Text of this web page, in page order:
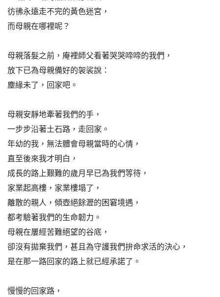
彷彿永遠走不完的黃色迷宮，
而母親在哪裡呢？
母親落髮之前，庵裡師父看著哭哭啼啼的我們，
放下已為母親備好的袈裟說：
塵緣未了，回家吧。
母親安靜地牽著我們的手，
一步步沿著土石路，走回家。
年幼的我，無法體會母親當時的心情，
直至後來我才明白，
成長的路上艱難的歲月早已為我們等待，
家業起高樓，家業樓塌了，
離散的親人，傾壺絕餘瀝的困窘境遇，
都考驗著我們的生命韌力。
母親在屢經苦難絕望的谷底，
卻沒有拋棄我們，甚且為守護我們拚命求活的決心，
是在那一路回家的路上就已經承諾了。
慢慢的回家路，